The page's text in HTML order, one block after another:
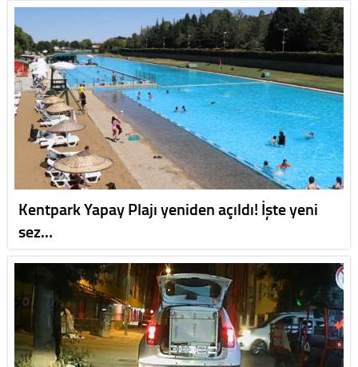
Kentpark Yapay Plajı yeniden açıldı! İşte yeni
sez…